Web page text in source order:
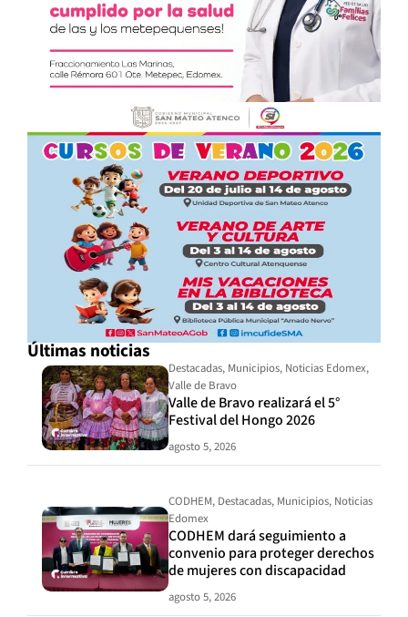
Últimas noticias
Destacadas, Municipios, Noticias Edomex,
Valle de Bravo
Valle de Bravo realizará el 5°
Festival del Hongo 2026
agosto 5, 2026
CODHEM, Destacadas, Municipios, Noticias
Edomex
CODHEM dará seguimiento a
convenio para proteger derechos
de mujeres con discapacidad
agosto 5, 2026